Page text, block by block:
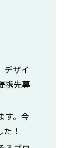
デザイ
携先募
す。今
！